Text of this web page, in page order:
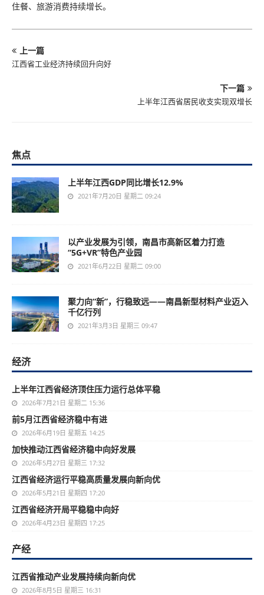
住餐、旅游消费持续增长。
上一篇
江西省工业经济持续回升向好
下一篇
上半年江西省居民收支实现双增长
焦点
上半年江西GDP同比增长12.9%
2021年7月20日 星期二 09:24
以产业发展为引领，南昌市高新区着力打造
“5G+VR”特色产业园
2021年6月22日 星期二 09:00
聚力向“新”，行稳致远——南昌新型材料产业迈入
千亿行列
2021年3月3日 星期三 09:47
经济
上半年江西省经济顶住压力运行总体平稳
2026年7月21日 星期二 15:36
前5月江西省经济稳中有进
2026年6月19日 星期五 14:25
加快推动江西省经济稳中向好发展
2026年5月27日 星期三 17:32
江西省经济运行平稳高质量发展向新向优
2026年5月21日 星期四 17:20
江西省经济开局平稳稳中向好
2026年4月23日 星期四 17:25
产经
江西省推动产业发展持续向新向优
2026年8月5日 星期三 16:31